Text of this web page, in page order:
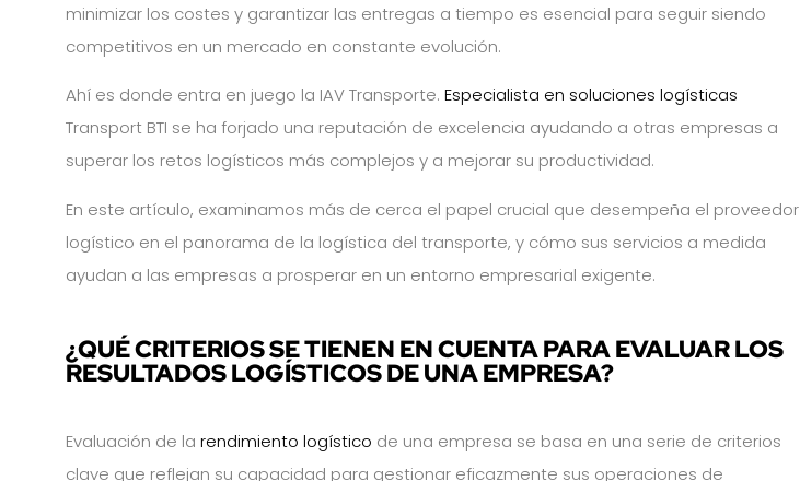
minimizar los costes y garantizar las entregas a tiempo es esencial para seguir siendo
competitivos en un mercado en constante evolución.
Ahí es donde entra en juego la IAV Transporte. Especialista en soluciones logísticas
Transport BTI se ha forjado una reputación de excelencia ayudando a otras empresas a
superar los retos logísticos más complejos y a mejorar su productividad.
En este artículo, examinamos más de cerca el papel crucial que desempeña el proveedor
logístico en el panorama de la logística del transporte, y cómo sus servicios a medida
ayudan a las empresas a prosperar en un entorno empresarial exigente.
¿QUÉ CRITERIOS SE TIENEN EN CUENTA PARA EVALUAR LOS
RESULTADOS LOGÍSTICOS DE UNA EMPRESA?
Evaluación de la rendimiento logístico de una empresa se basa en una serie de criterios
clave que reflejan su capacidad para gestionar eficazmente sus operaciones de